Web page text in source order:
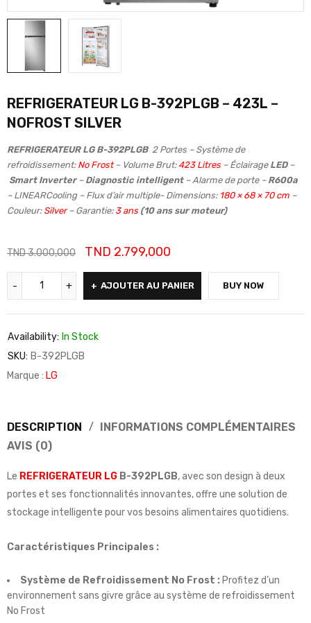
REFRIGERATEUR LG B-392PLGB – 423L –
NOFROST SILVER
REFRIGERATEUR LG B-392PLGB 2 Portes – Système de
refroidissement:No Frost – Volume Brut: 423 Litres – Éclairage LED –
Smart Inverter– Diagnostic intelligent – Alarme de porte – R600a
– LINEARCooling – Flux d’air multiple- Dimensions:180 × 68 × 70 cm –
Couleur: Silver – Garantie:3 ans (10 ans sur moteur)
TND3.000,000 TND 2.799,000
AJOUTER AU PANIER BUY NOW
Availability: In Stock
SKU: B-392PLGB
Marque : LG
DESCRIPTION
INFORMATIONS COMPLÉMENTAIRES
AVIS (0)
Le REFRIGERATEUR LG B-392PLGB, avec son design à deux
portes et ses fonctionnalités innovantes, offre une solution de
stockage intelligente pour vos besoins alimentaires quotidiens.
Caractéristiques Principales :
Système de Refroidissement No Frost : Profitez d’un
environnement sans givre grâce au système de refroidissement
No Frost